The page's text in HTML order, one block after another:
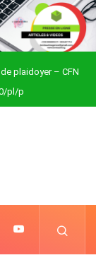
plaidoyer – CFN
pl/p